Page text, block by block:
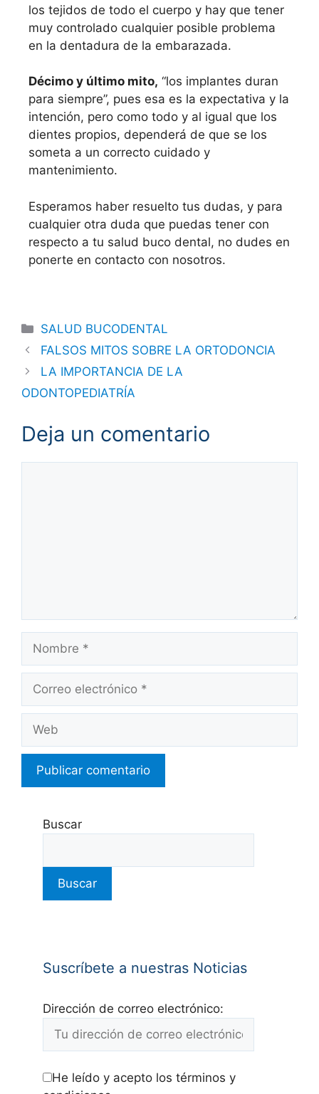
los tejidos de todo el cuerpo y hay que tener
muy controlado cualquier posible problema
en la dentadura de la embarazada.
Décimo y último mito, “los implantes duran
para siempre”, pues esa es la expectativa y la
intención, pero como todo y al igual que los
dientes propios, dependerá de que se los
someta a un correcto cuidado y
mantenimiento.
Esperamos haber resuelto tus dudas, y para
cualquier otra duda que puedas tener con
respecto a tu salud buco dental, no dudes en
ponerte en contacto con nosotros.
SALUD BUCODENTAL
FALSOS MITOS SOBRE LA ORTODONCIA
LA IMPORTANCIA DE LA
ODONTOPEDIATRÍA
Deja un comentario
Buscar
Buscar
Suscríbete a nuestras Noticias
Dirección de correo electrónico:
He leído y acepto los términos y